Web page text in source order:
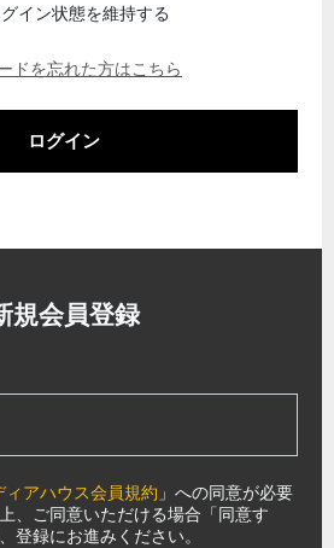
イン状態を維持する
ドを忘れた方はこちら
ログイン
規会員登録
ィアハウス会員規約 」への同意が必要
、ご同意いただける場合「同意す
登録にお進みください。